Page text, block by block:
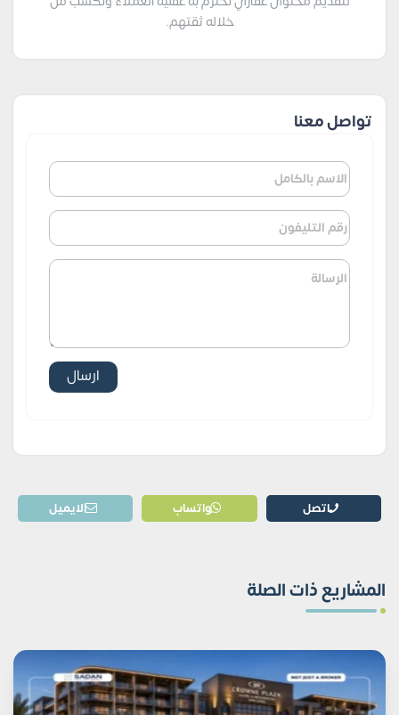
خلاله ثقتهم.
تواصل معنا
اتصل واتساب الايميل
المشاريع ذات الصلة